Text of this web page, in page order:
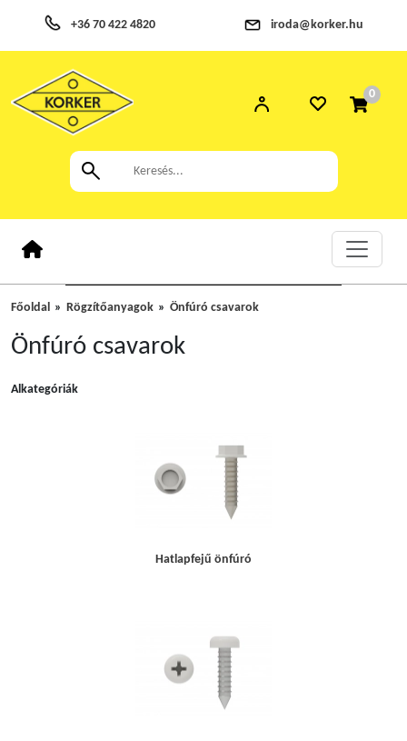
+36 70 422 4820 iroda@korker.hu
0
Főoldal Rögzítőanyagok Önfúró csavarok
Önfúró csavarok
Alkategóriák
Hatlapfejű önfúró